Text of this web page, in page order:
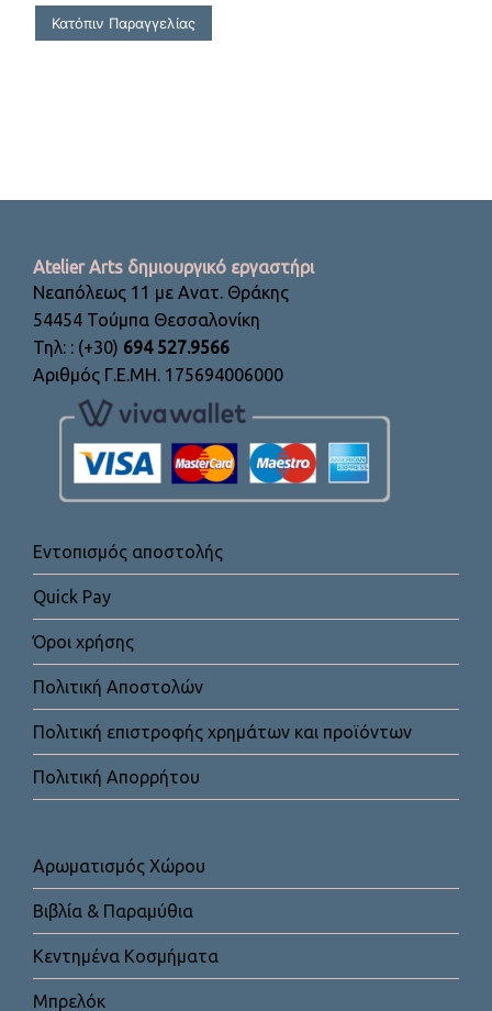
Κατόπιν Παραγγελίας
Atelier Arts δημιουργικό εργαστήρι
Νεαπόλεως 11 με Ανατ. Θράκης
54454 Τούμπα Θεσσαλονίκη
Τηλ: : (+30) 694 527.9566
Αριθμός Γ.Ε.ΜΗ. 175694006000
Εντοπισμός αποστολής
Quick Pay
Όροι χρήσης
Πολιτική Αποστολών
Πολιτική επιστροφής χρημάτων και προϊόντων
Πολιτική Απορρήτου
Αρωματισμός Χώρου
Βιβλία & Παραμύθια
Κεντημένα Κοσμήματα
Μπρελόκ